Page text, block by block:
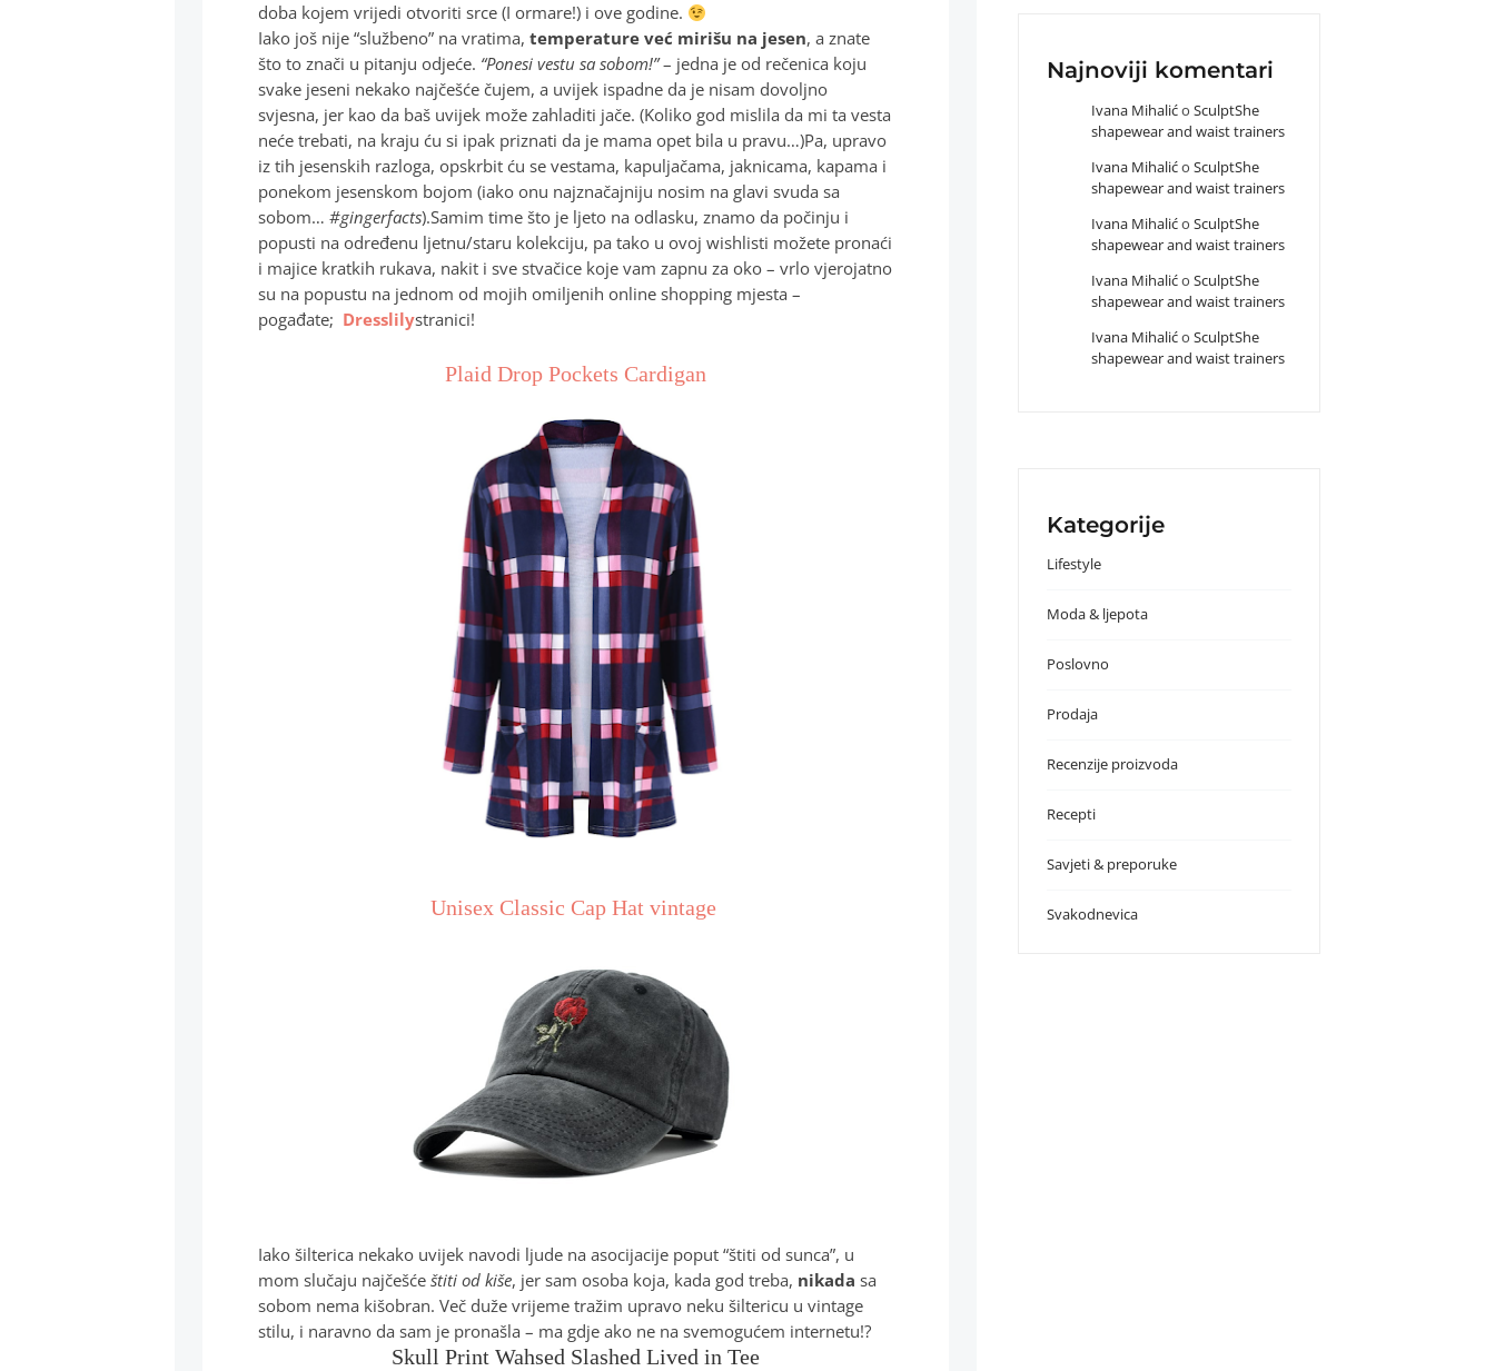
doba kojem vrijedi otvoriti srce (I ormare!) i ove godine.
Iako još nije “službeno” na vratima,temperature već mirišu na jesen, a znate
što to znači u pitanju odjeće. “Ponesi vestu sa sobom!”– jedna je od rečenica koju
svake jeseni nekako najčešće čujem, a uvijek ispadne da je nisam dovoljno
svjesna, jer kao da baš uvijek može zahladiti jače. (Koliko god mislila da mi ta vesta
neće trebati, na kraju ću si ipak priznati da je mama opet bila u pravu…)Pa, upravo
iz tih jesenskih razloga, opskrbit ću se vestama, kapuljačama, jaknicama, kapama i
ponekom jesenskom bojom (iako onu najznačajniju nosim na glavi svuda sa
sobom…#gingerfacts).Samim time što je ljeto na odlasku, znamo da počinju i
popusti na određenu ljetnu/staru kolekciju, pa tako u ovoj wishlisti možete pronaći
i majice kratkih rukava, nakit i sve stvačice koje vam zapnu za oko – vrlo vjerojatno
su na popustu na jednom od mojih omiljenih online shopping mjesta –
pogađate; Dresslilystranici!
Plaid Drop Pockets Cardigan
Unisex Classic Cap Hat vintage
Iako šilterica nekako uvijek navodi ljude na asocijacije poput “štiti od sunca”, u
mom slučaju najčešćeštiti od kiše, jer sam osoba koja, kada god treba, nikada sa
sobom nema kišobran. Več duže vrijeme tražim upravo neku šiltericu u vintage
stilu, i naravno da sam je pronašla – ma gdje ako ne na svemogućem internetu!?
Skull Print Wahsed Slashed Lived in Tee
Najnoviji komentari
Ivana MihalićoSculptShe
shapewear and waist trainers
Ivana MihalićoSculptShe
shapewear and waist trainers
Ivana MihalićoSculptShe
shapewear and waist trainers
Ivana MihalićoSculptShe
shapewear and waist trainers
Ivana MihalićoSculptShe
shapewear and waist trainers
Kategorije
Lifestyle
Moda & ljepota
Poslovno
Prodaja
Recenzije proizvoda
Recepti
Savjeti & preporuke
Svakodnevica